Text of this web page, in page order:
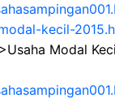
kecil-
Modal